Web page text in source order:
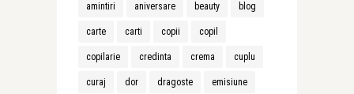
amintiri aniversare beauty blog
carte carti copii copil
copilarie credinta crema cuplu
curaj dor dragoste emisiune